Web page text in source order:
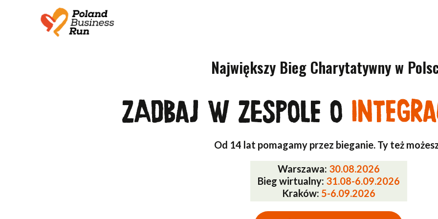
Największy Bieg Charytatywny w
Zadbaj w zespole o
well-
Od 14 lat pomagamy przez bieganie. Ty też
Warszawa: 30.08.2026
Bieg wirtualny: 31.08-6.09.2026
Kraków: 5-6.09.2026